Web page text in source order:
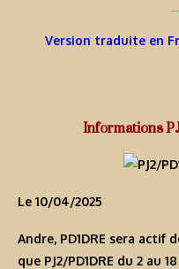
Version traduite en
Informations
Le 10/04/2025
Andre, PD1DRE sera actif
que PJ2/PD1DRE du 2 au